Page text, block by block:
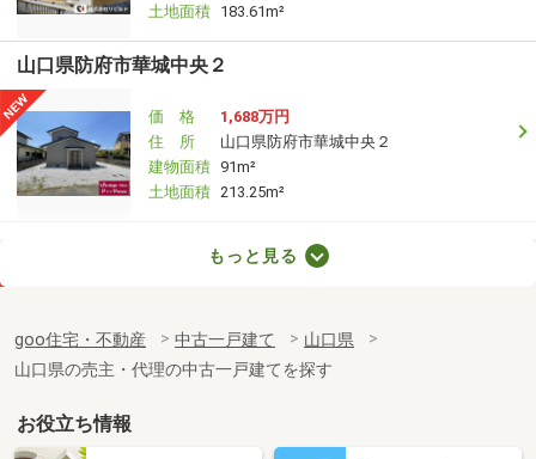
土地面積 183.61m²
山口県防府市華城中央２
価 格
1,688万円
住 所
山口県防府市華城中央２
建物面積 91m²
土地面積 213.25m²
建物面積 112.04m²
土地面積 219.33m²
山口県周南市大字徳山
もっと見る
goo住宅・不動産 中古一戸建て
山口県
山口県の売主・代理の中古一戸建てを探す
お役立ち情報